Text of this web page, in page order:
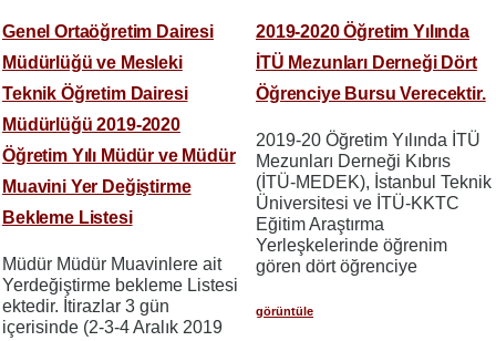
Genel Ortaöğretim Dairesi
Müdürlüğü ve Mesleki
Teknik Öğretim Dairesi
Müdürlüğü 2019-2020
Öğretim Yılı Müdür ve Müdür
Muavini Yer Değiştirme
Bekleme Listesi
Müdür Müdür Muavinlere ait
Yerdeğiştirme bekleme Listesi
ektedir. İtirazlar 3 gün
içerisinde (2-3-4 Aralık 2019
2019-2020 Öğretim Yılında
İTÜ Mezunları Derneği Dört
Öğrenciye Bursu Verecektir.
2019-20 Öğretim Yılında İTÜ
Mezunları Derneği Kıbrıs
(İTÜ-MEDEK), İstanbul Teknik
Üniversitesi ve İTÜ-KKTC
Eğitim Araştırma
Yerleşkelerinde öğrenim
gören dört öğrenciye
görüntüle